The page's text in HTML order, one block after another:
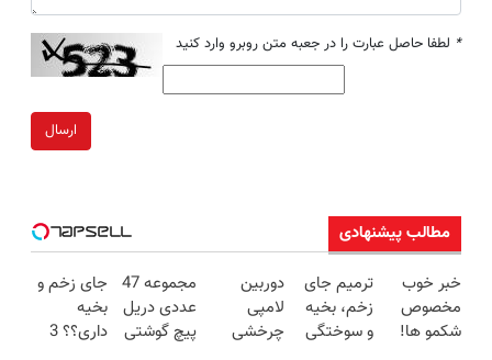
* لطفا حاصل عبارت را در جعبه متن روبرو وارد کنید
ارسال
مطالب پیشنهادی
خبر خوب
مخصوص
شکمو ها!
ترمیم جای
زخم، بخیه
و سوختگی
دوربین
لامپی
چرخشی
مجموعه 47
عددی دریل
پیچ گوشتی
جای زخم و
بخیه
داری؟؟ 3